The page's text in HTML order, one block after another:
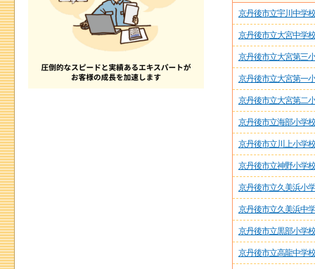
京丹後市立宇川中学校
京丹後市立大宮中学校
京丹後市立大宮第三
京丹後市立大宮第一
京丹後市立大宮第二
京丹後市立海部小学校
京丹後市立川上小学校
京丹後市立神野小学校
京丹後市立久美浜小
京丹後市立久美浜中
京丹後市立黒部小学校
京丹後市立高龍中学校